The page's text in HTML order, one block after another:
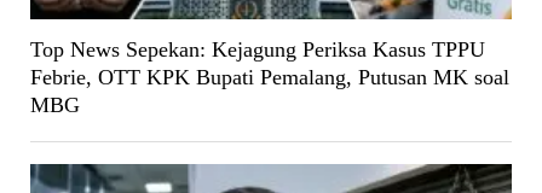
Top News Sepekan: Kejagung Periksa Kasus TPPU
Febrie, OTT KPK Bupati Pemalang, Putusan MK soal
MBG